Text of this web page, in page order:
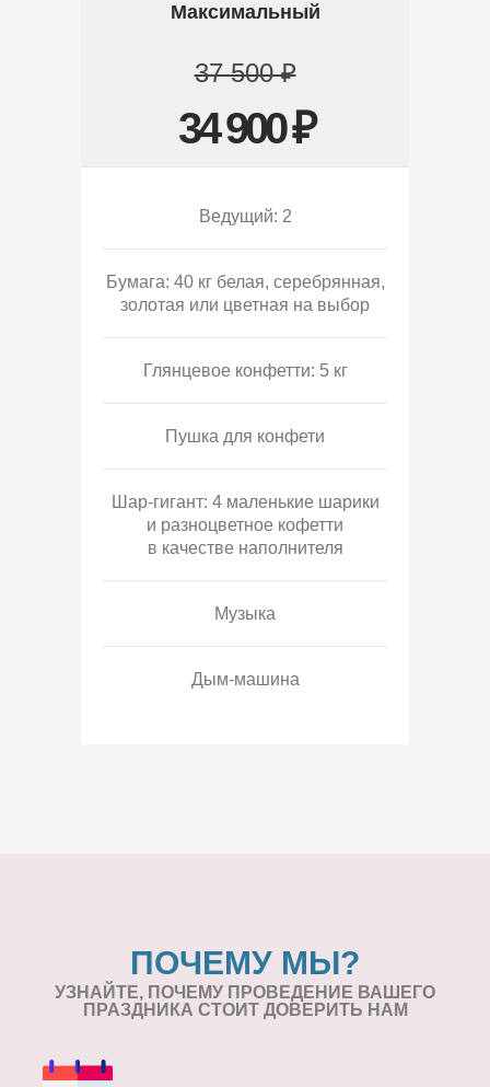
Максимальный
37 500 ₽
34 900 ₽
Ведущий: 2
Бумага: 40 кг белая, серебрянная,
золотая или цветная на выбор
Глянцевое конфетти: 5 кг
Пушка для конфети
Шар-гигант: 4 маленькие шарики
и разноцветное кофетти
в качестве наполнителя
Музыка
Дым-машина
ПОЧЕМУ МЫ?
УЗНАЙТЕ, ПОЧЕМУ ПРОВЕДЕНИЕ ВАШЕГО
ПРАЗДНИКА СТОИТ ДОВЕРИТЬ НАМ